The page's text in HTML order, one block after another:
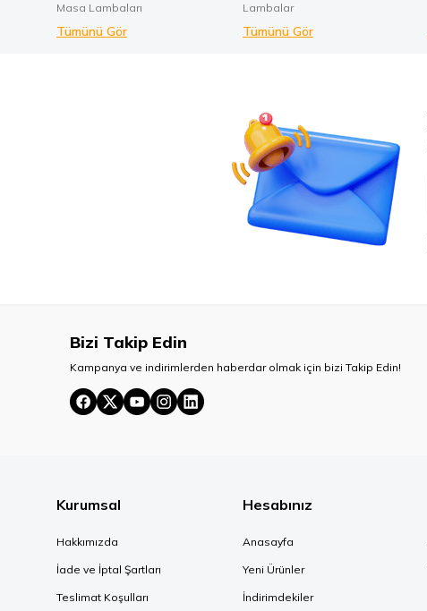
Masa Lambaları
Tümünü Gör
Lambalar
Tümünü Gör
Bizi Takip Edin
Kampanya ve indirimlerden haberdar olmak için bizi Takip Edin!
Kurumsal
Hakkımızda
İade ve İptal Şartları
Teslimat Koşulları
Hesabınız
Anasayfa
Yeni Ürünler
İndirimdekiler